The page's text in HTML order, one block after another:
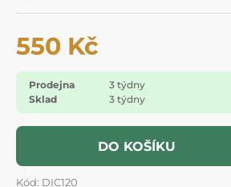
550 Kč
Prodejna
3 týdny
Sklad
3 týdny
DO KOŠÍKU
Kód: DIC120